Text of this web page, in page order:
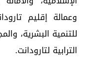
وعمالة إقليم
للتنمية البشرية،
الترابية لتارودانت.